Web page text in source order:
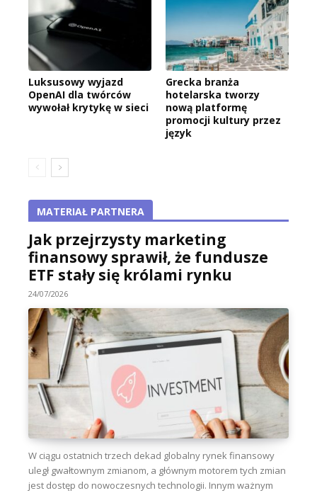
Luksusowy wyjazd
OpenAI dla twórców
wywołał krytykę w sieci
Grecka branża
hotelarska tworzy
nową platformę
promocji kultury przez
język
MATERIAŁ PARTNERA
Jak przejrzysty marketing
finansowy sprawił, że fundusze
ETF stały się królami rynku
24/07/2026
W ciągu ostatnich trzech dekad globalny rynek finansowy
uległ gwałtownym zmianom, a głównym motorem tych zmian
jest dostęp do nowoczesnych technologii. Innym ważnym